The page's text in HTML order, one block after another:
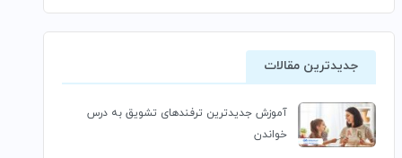
جدیدترین مقالات
آموزش جدیدترین ترفندهای تشویق به درس
خواندن